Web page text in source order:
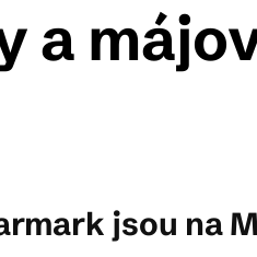
akcí
a
jsou na